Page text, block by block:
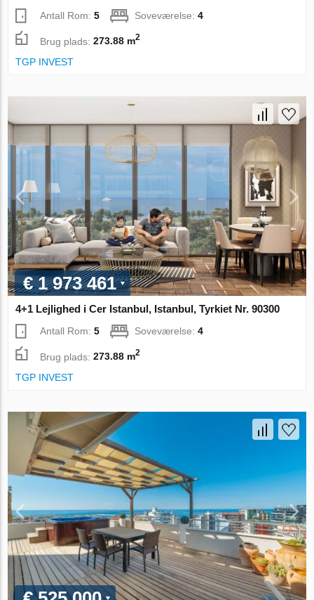
Antall Rom:5 Soveværelse:4
Brug plads:273.88 m2
TGP INVEST
€ 1 973 461
4+1 Lejlighed i Cer Istanbul, Istanbul, Tyrkiet Nr. 90300
Antall Rom:5 Soveværelse:4
Brug plads:273.88 m2
TGP INVEST